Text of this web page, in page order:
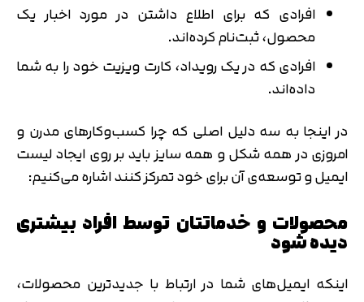
افرادی که برای اطلاع داشتن در مورد اخبار یک
محصول، ثبت‌نام کرده‌اند.
افرادی که در یک رویداد، کارت ویزیت خود را به شما
داده‌اند.
در اینجا به سه دلیل اصلی که چرا کسب‌وکارهای مدرن و
امروزی در همه شکل و همه سایز باید بر روی ایجاد لیست
ایمیل و توسعه‌ی آن برای خود تمرکز کنند اشاره می‌کنیم:
محصولات و خدماتتان توسط افراد بیشتری
دیده شود
اینکه ایمیل‌های شما در ارتباط با جدیدترین محصولات،